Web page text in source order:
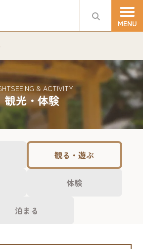
観光・体験
& ACTIVITY
観る・遊ぶ
体験
泊まる